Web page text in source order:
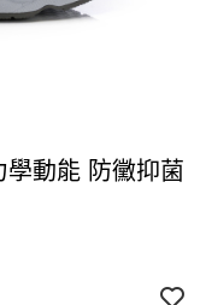
學動能 防黴抑菌